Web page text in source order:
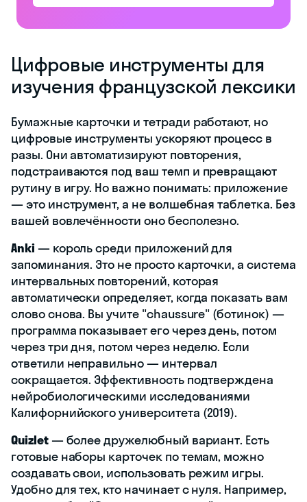
Цифровые инструменты для
изучения французской лексики
Бумажные карточки и тетради работают, но
цифровые инструменты ускоряют процесс в
разы. Они автоматизируют повторения,
подстраиваются под ваш темп и превращают
рутину в игру. Но важно понимать: приложение
— это инструмент, а не волшебная таблетка. Без
вашей вовлечённости оно бесполезно.
Anki— король среди приложений для
запоминания. Это не просто карточки, а система
интервальных повторений, которая
автоматически определяет, когда показать вам
слово снова. Вы учите "chaussure" (ботинок) —
программа показывает его через день, потом
через три дня, потом через неделю. Если
ответили неправильно — интервал
сокращается. Эффективность подтверждена
нейробиологическими исследованиями
Калифорнийского университета (2019).
Quizlet— более дружелюбный вариант. Есть
готовые наборы карточек по темам, можно
создавать свои, использовать режим игры.
Удобно для тех, кто начинает с нуля. Например,